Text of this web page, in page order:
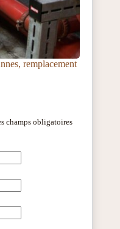
remplacement
champs obligatoires